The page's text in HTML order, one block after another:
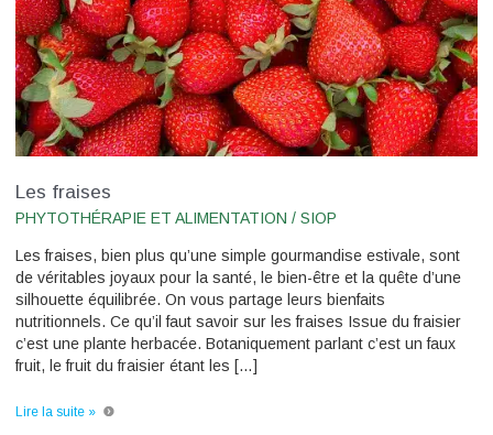
Les fraises
PHYTOTHÉRAPIE ET ALIMENTATION / SIOP
Les fraises, bien plus qu’une simple gourmandise estivale, sont
de véritables joyaux pour la santé, le bien-être et la quête d’une
silhouette équilibrée. On vous partage leurs bienfaits
nutritionnels. Ce qu’il faut savoir sur les fraises Issue du fraisier
c’est une plante herbacée. Botaniquement parlant c’est un faux
fruit, le fruit du fraisier étant les […]
Lire la suite »